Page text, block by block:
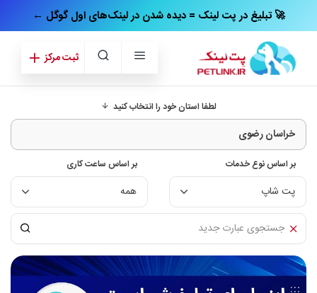
← تبلیغ در پت‌ لینک = دیده شدن در لینک‌های اول گوگل 🚀
ثبت مرکز
لطفا استان خود را انتخاب کنید
بر اساس نوع خدمات بر اساس ساعت کاری